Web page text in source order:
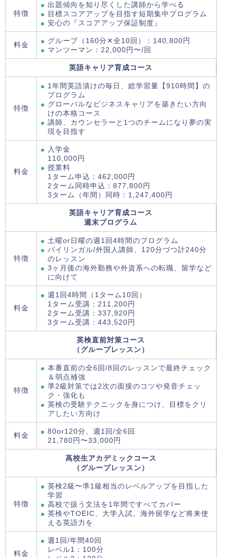
特徴
出題傾向を知り尽くした講師から学べる
目標スコアアップを目指す短期集中プログラム
安心の『スコアアップ保証制度』
料金
グループ（160分✕全10回）：140,800円
マンツーマン：22,000円〜/回
英語キャリア育成コース
特徴
1年間英語漬けの毎日、総学習量【910時間】の
プログラム
グローバルなビジネスキャリアを築きたい方向
けの本格コース
講師、カウンセラーと1つのチームになり夢の実
現を目指す
料金
入学金
110,000円
授業料
1ターム申込：462,000円
2ターム同時申込：877,800円
3ターム（年間）同時：1,247,400円
英語キャリア育成コース
週末プログラム
特徴
土曜or日曜の週1回4時間のプログラム
バイリンガル/外国人講師、120分づつ計240分
のレッスン
3ヶ月後の海外勤務や外資系への転職、留学など
に向けて
料金
週1回4時間（1ターム10回）
1ターム受講：211,200円
2ターム受講：337,920円
3ターム受講：443,520円
英検直前対策コース
（グループレッスン）
特徴
本番直前の全6回/8回のレッスンで最終チェック
＆弱点補強
準2級対策では2次の面接のコツや発音チェッ
ク・強化も
英検の受験テクニックを身につけ、目標をクリ
アしたい方向け
料金
80or120分、週1回/全6回
21,780円〜33,000円
高校生アカデミックコース
（グループレッスン）
特徴
英検2級〜準1級相当のレベルアップを目指した
学習
高校で扱う文法を1年間ですべてカバー
英検やTOEIC、大学入試、海外留学など将来使
える英語力を
料金
週1回/年間40回
レベル1：100分